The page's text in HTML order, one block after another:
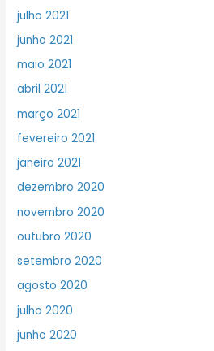
julho 2021
junho 2021
maio 2021
abril 2021
março 2021
fevereiro 2021
janeiro 2021
dezembro 2020
novembro 2020
outubro 2020
setembro 2020
agosto 2020
julho 2020
junho 2020